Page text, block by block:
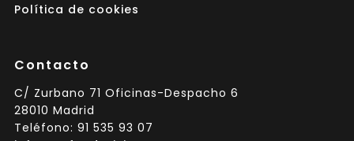
Política de cookies
Contacto
C/ Zurbano 71 Oficinas-Despacho 6
28010 Madrid
Teléfono: 91 535 93 07